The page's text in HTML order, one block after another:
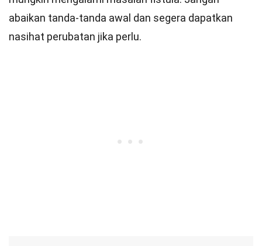
abaikan tanda-tanda awal dan segera dapatkan
nasihat perubatan jika perlu.